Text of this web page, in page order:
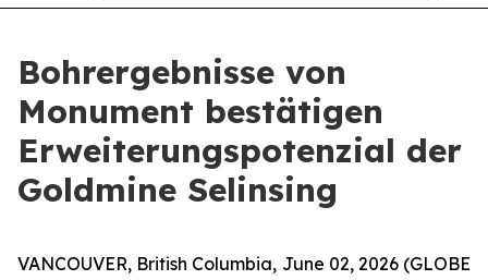
Bohrergebnisse von
Monument bestätigen
Erweiterungspotenzial der
Goldmine Selinsing
VANCOUVER, British Columbia, June 02, 2026 (GLOBE